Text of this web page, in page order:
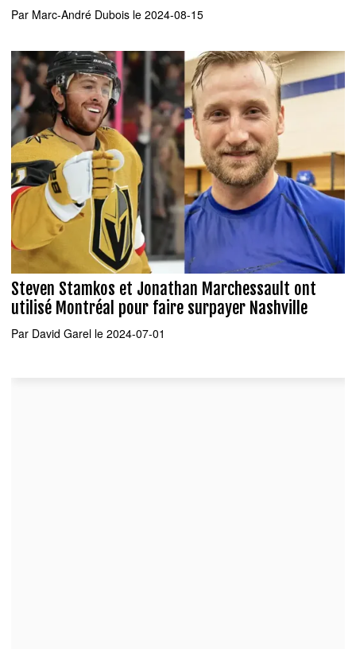
Par Marc-André Dubois le 2024-08-15
Steven Stamkos et Jonathan Marchessault ont
utilisé Montréal pour faire surpayer Nashville
Par David Garel le 2024-07-01